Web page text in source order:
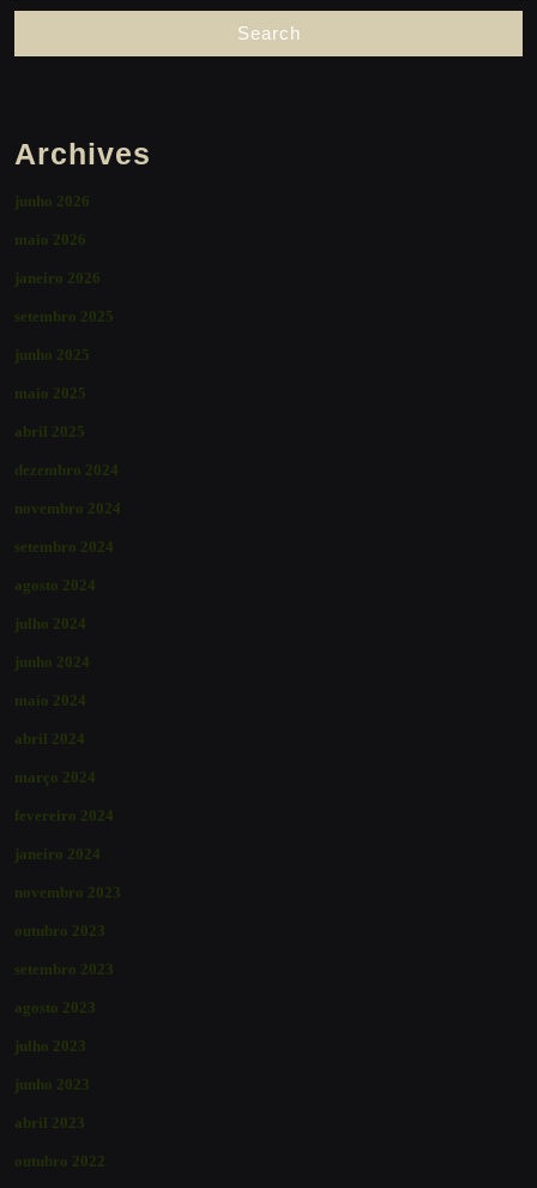
Archives
junho 2026
maio 2026
janeiro 2026
setembro 2025
junho 2025
maio 2025
abril 2025
dezembro 2024
novembro 2024
setembro 2024
agosto 2024
julho 2024
junho 2024
maio 2024
abril 2024
março 2024
fevereiro 2024
janeiro 2024
novembro 2023
outubro 2023
setembro 2023
agosto 2023
julho 2023
junho 2023
abril 2023
outubro 2022